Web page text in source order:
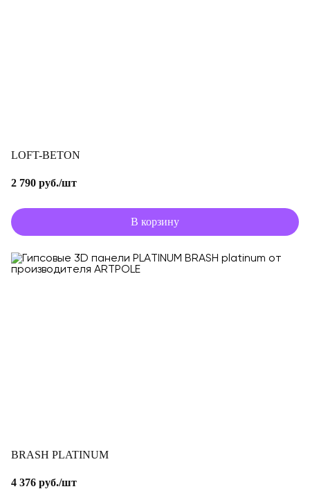
LOFT-BETON
2 790 руб./шт
В корзину
BRASH PLATINUM
4 376 руб./шт